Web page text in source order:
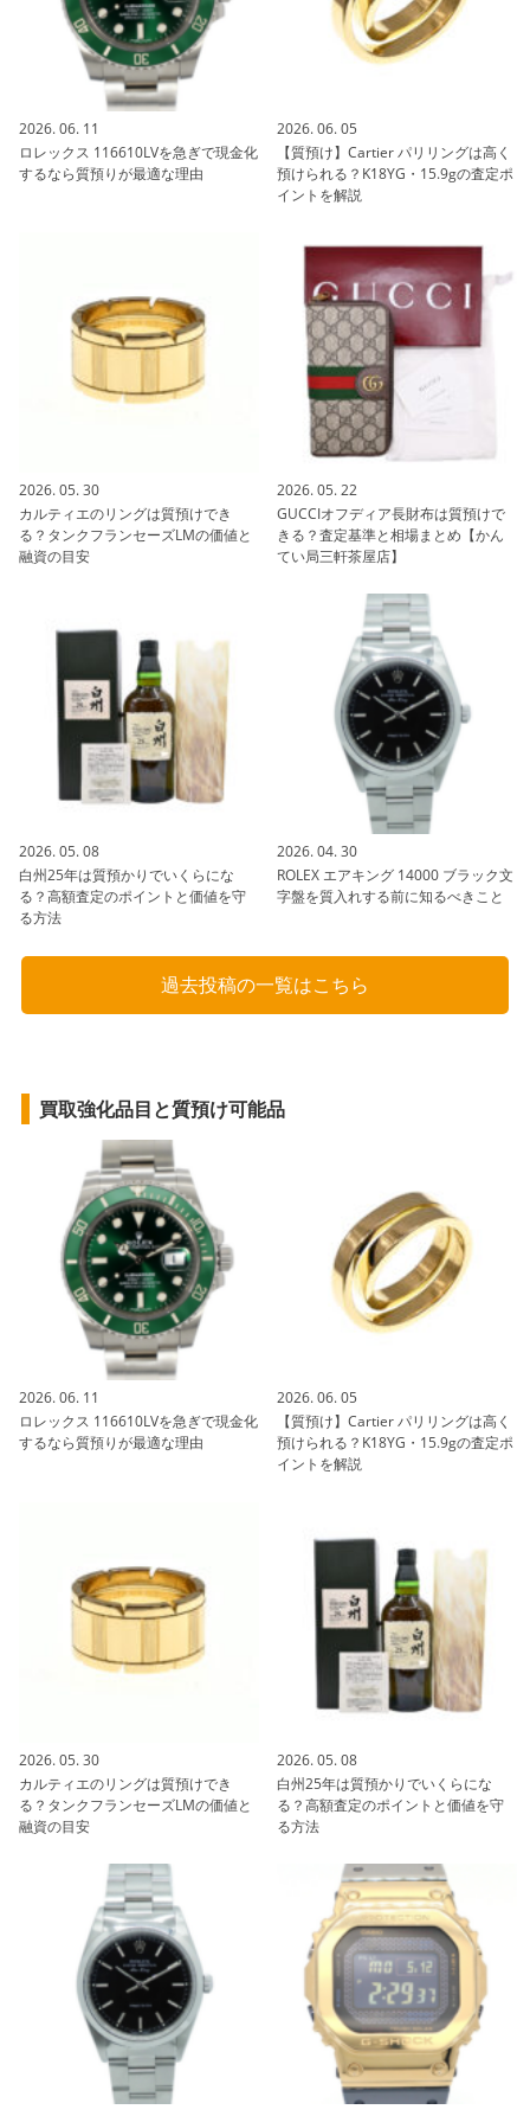
2026. 06. 11
ロレックス 116610LVを急ぎで現金化
するなら質預りが最適な理由
2026. 06. 05
【質預け】Cartier パリリングは高く
預けられる？K18YG・15.9gの査定ポ
イントを解説
2026. 05. 30
カルティエのリングは質預けでき
る？タンクフランセーズLMの価値と
融資の目安
2026. 05. 22
GUCCIオフディア長財布は質預けで
きる？査定基準と相場まとめ【かん
てい局三軒茶屋店】
2026. 05. 08
白州25年は質預かりでいくらにな
る？高額査定のポイントと価値を守
る方法
2026. 04. 30
ROLEX エアキング 14000 ブラック文
字盤を質入れする前に知るべきこと
過去投稿の一覧はこちら
買取強化品目と質預け可能品
2026. 06. 11
ロレックス 116610LVを急ぎで現金化
するなら質預りが最適な理由
2026. 06. 05
【質預け】Cartier パリリングは高く
預けられる？K18YG・15.9gの査定ポ
イントを解説
2026. 05. 30
カルティエのリングは質預けでき
る？タンクフランセーズLMの価値と
融資の目安
2026. 05. 08
白州25年は質預かりでいくらにな
る？高額査定のポイントと価値を守
る方法